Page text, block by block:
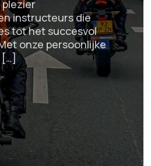
instructeurs die
tot het succesvol
onze persoonlijke